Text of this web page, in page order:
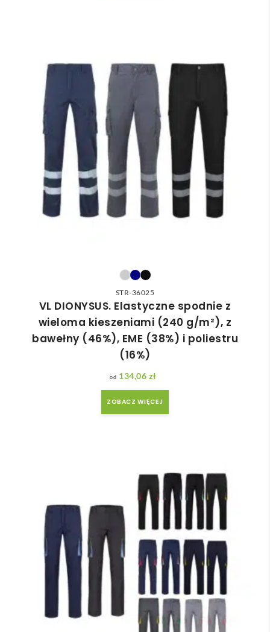
STR-36025
VL DIONYSUS. Elastyczne spodnie z
wieloma kieszeniami (240 g/m²), z
bawełny (46%), EME (38%) i poliestru
(16%)
134,06 zł
ZOBACZ WIĘCEJ